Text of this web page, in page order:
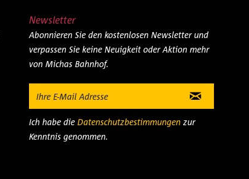
Newsletter
Abonnieren Sie den kostenlosen Newsletter und
verpassen Sie keine Neuigkeit oder Aktion mehr
von Michas Bahnhof.
Ich habe die Datenschutzbestimmungenzur
Kenntnis genommen.